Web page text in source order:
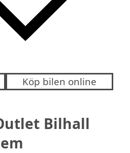
Köp bilen online
Bilhall